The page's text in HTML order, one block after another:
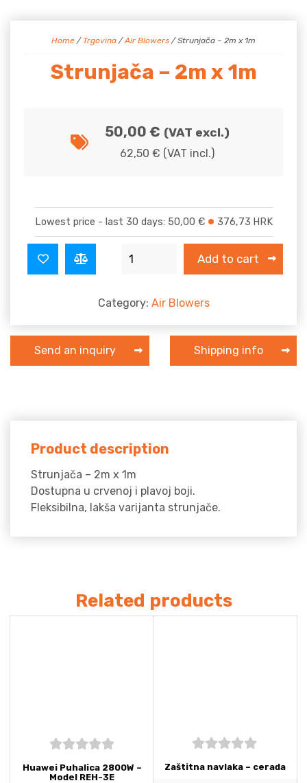
Home / Trgovina /Air Blowers / Strunjača – 2m x 1m
Strunjača – 2m x 1m
50,00 € (VAT excl.)
62,50 € (VAT incl.)
Lowest price - last 30 days: 50,00 € 376,73 HRK
Add to cart
Category: Air Blowers
Send an inquiry Shipping info
Product description
Strunjača – 2m x 1m
Dostupna u crvenoj i plavoj boji.
Fleksibilna, lakša varijanta strunjače.
Related products
5
Huawei Puhalica 2800W –
Model REH-3E
5
Zaštitna navlaka – cerada